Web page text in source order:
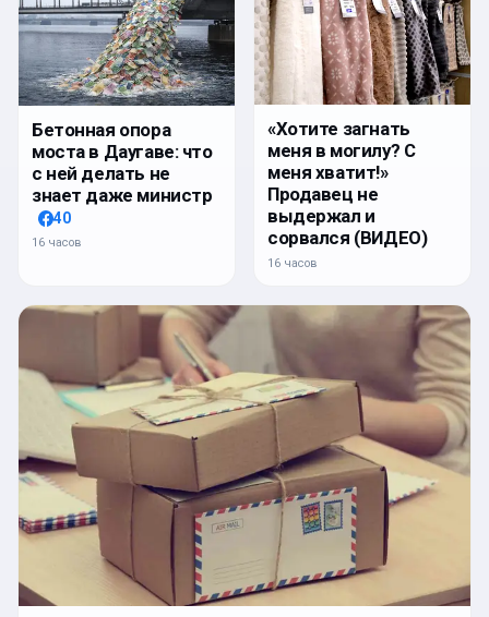
Бетонная опора
моста в Даугаве: что
с ней делать не
знает даже министр
40
16 часов
«Хотите загнать
меня в могилу? С
меня хватит!»
Продавец не
выдержал и
сорвался (ВИДЕО)
16 часов